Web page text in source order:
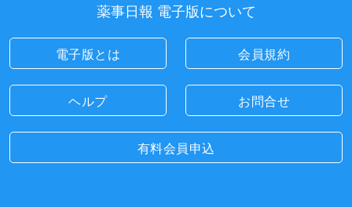
薬事日報 電子版について
電子版とは 会員規約
ヘルプ お問合せ
有料会員申込